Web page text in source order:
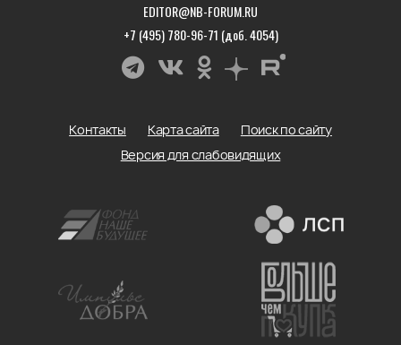
EDITOR@NB-FORUM.RU
+7 (495) 780-96-71 (доб. 4054)
Контакты Карта сайта
Поиск по сайту
Версия для слабовидящих